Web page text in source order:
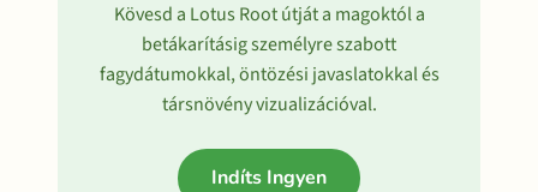
Kövesd a Lotus Root útját a magoktól a
betákarításig személyre szabott
fagydátumokkal, öntözési javaslatokkal és
társnövény vizualizációval.
Indíts Ingyen